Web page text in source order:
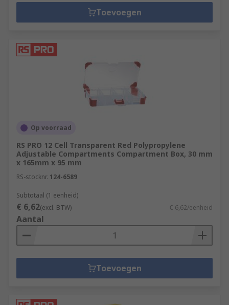
Toevoegen
Op voorraad
RS PRO 12 Cell Transparent Red Polypropylene
Adjustable Compartments Compartment Box, 30 mm
x 165mm x 95 mm
RS-stocknr. 124-6589
Subtotaal (1 eenheid)
€ 6,62(excl. BTW) € 6,62/eenheid
Aantal
Toevoegen